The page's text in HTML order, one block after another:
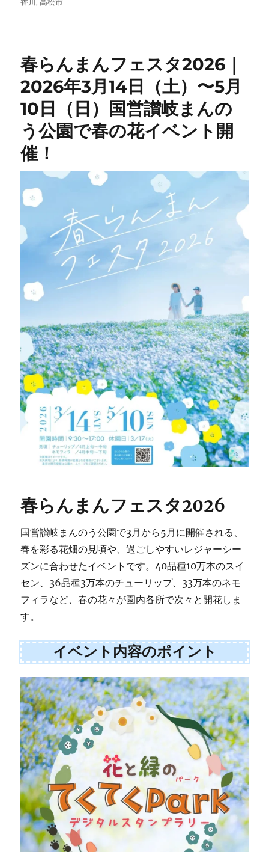
香川, 高松市
春らんまんフェスタ2026｜
2026年3月14日（土）〜5月
10日（日）国営讃岐まんの
う公園で春の花イベント開
催！
春らんまんフェスタ2026
国営讃岐まんのう公園で3月から5月に開催される、
春を彩る花畑の見頃や、過ごしやすいレジャーシー
ズンに合わせたイベントです。40品種10万本のスイ
セン、36品種3万本のチューリップ、33万本のネモ
フィラなど、春の花々が園内各所で次々と開花しま
す。
イベント内容のポイント